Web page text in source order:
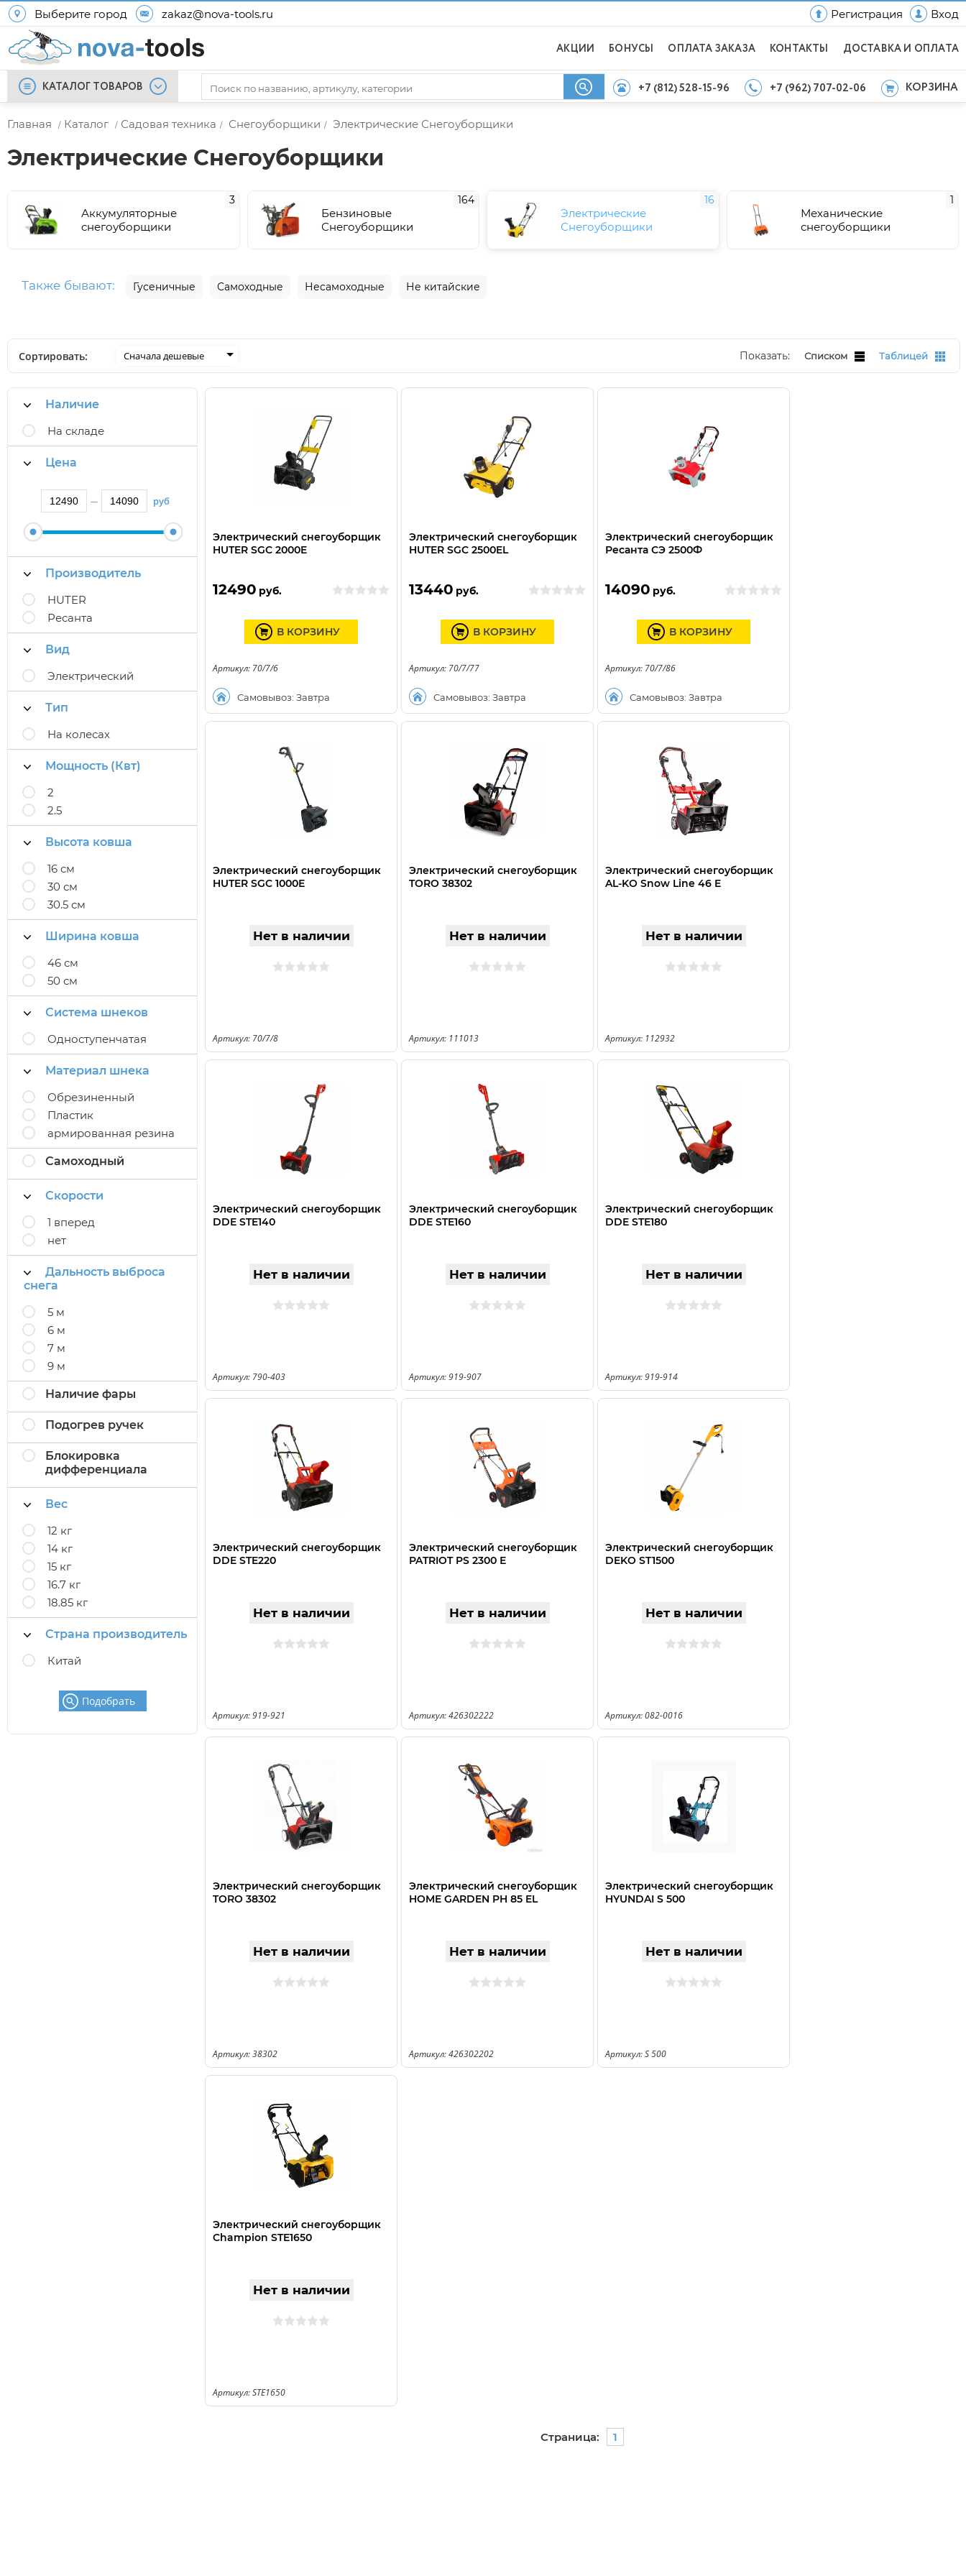
Выберите город zakaz@nova-tools.ru Регистрация Вход
АКЦИИ БОНУСЫ ОПЛАТА ЗАКАЗА КОНТАКТЫ ДОСТАВКА И ОПЛАТА
КАТАЛОГ ТОВАРОВ +7 (812) 528-15-96 +7 (962) 707-02-06 КОРЗИНА
Главная / Каталог / Садовая техника / Снегоуборщики / Электрические Снегоуборщики
Электрические Снегоуборщики
Аккумуляторные
снегоуборщики
3
Бензиновые
Снегоуборщики
164
Электрические
Снегоуборщики
16
Механические
снегоуборщики
1
Также бывают: Гусеничные Самоходные Несамоходные Не китайские
Сортировать: Сначала дешевые Показать: Списком Таблицей
Наличие
На складе
Цена
— руб
Производитель
HUTER
Ресанта
Вид
Электрический
Тип
На колесах
Мощность (Квт)
2
2.5
Высота ковша
16 см
30 см
30.5 см
Ширина ковша
46 см
50 см
Система шнеков
Одноступенчатая
Материал шнека
Обрезиненный
Пластик
армированная резина
Самоходный
Скорости
1 вперед
нет
Дальность выброса
снега
5 м
6 м
7 м
9 м
Наличие фары
Подогрев ручек
Блокировка
дифференциала
Вес
12 кг
14 кг
15 кг
16.7 кг
18.85 кг
Страна производитель
Китай
Подобрать
Электрический снегоуборщик
HUTER SGC 2000E
12490 руб.
Самовывоз: Завтра
В КОРЗИНУ
Артикул: 70/7/6
Электрический снегоуборщик
HUTER SGC 2500EL
13440 руб.
Самовывоз: Завтра
В КОРЗИНУ
Артикул: 70/7/77
Электрический снегоуборщик
Ресанта СЭ 2500Ф
14090 руб.
Самовывоз: Завтра
В КОРЗИНУ
Артикул: 70/7/86
Электрический снегоуборщик
HUTER SGC 1000Е
Нет в наличии
Артикул: 70/7/8
Электрический снегоуборщик
TORO 38302
Нет в наличии
Артикул: 111013
Электрический снегоуборщик
AL-KO Snow Line 46 E
Нет в наличии
Артикул: 112932
Электрический снегоуборщик
DDE STE140
Нет в наличии
Артикул: 790-403
Электрический снегоуборщик
DDE STE160
Нет в наличии
Артикул: 919-907
Электрический снегоуборщик
DDE STE180
Нет в наличии
Артикул: 919-914
Электрический снегоуборщик
DDE STE220
Нет в наличии
Артикул: 919-921
Электрический снегоуборщик
PATRIOT PS 2300 Е
Нет в наличии
Артикул: 426302222
Электрический снегоуборщик
DEKO ST1500
Нет в наличии
Артикул: 082-0016
Электрический снегоуборщик
TORO 38302
Нет в наличии
Артикул: 38302
Электрический снегоуборщик
HOME GARDEN PH 85 EL
Нет в наличии
Артикул: 426302202
Электрический снегоуборщик
HYUNDAI S 500
Нет в наличии
Артикул: S 500
Электрический снегоуборщик
Champion STE1650
Нет в наличии
Артикул: STE1650
Страница: 1